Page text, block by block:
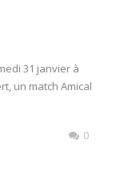
31 janvier à
un match Amical
0